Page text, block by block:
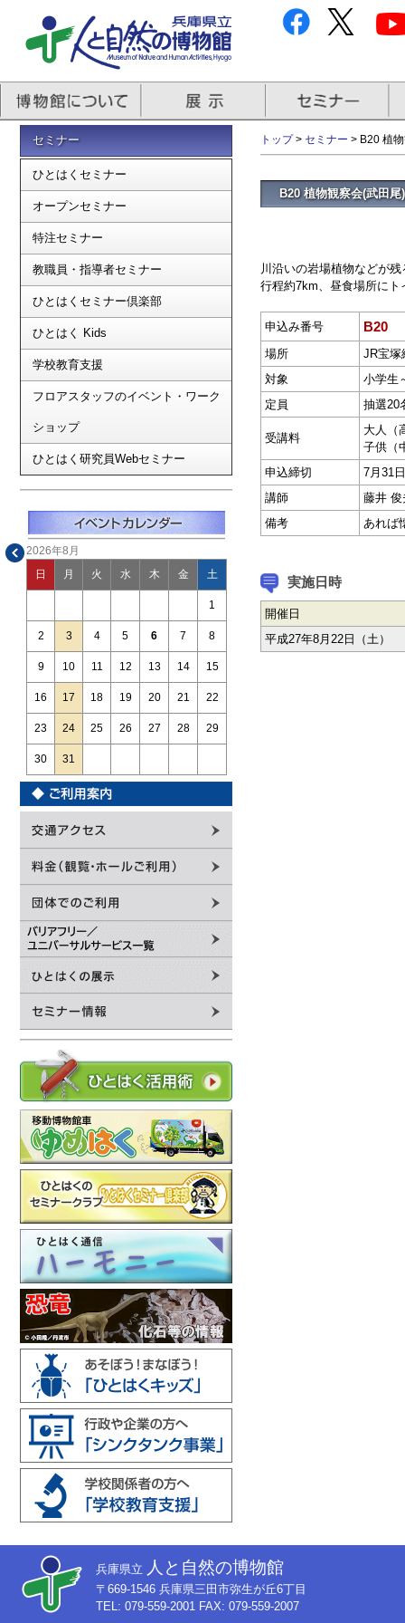
セミナー
ひとはくセミナー
オープンセミナー
特注セミナー
教職員・指導者セミナー
ひとはくセミナー倶楽部
ひとはく Kids
学校教育支援
フロアスタッフのイベント・ワーク
ショップ
ひとはく研究員Webセミナー
2026年8月
日 月 火 水 木 金 土
1
2 3 4 5 6 7 8
9 10 11 12 13 14 15
16 17 18 19 20 21 22
23 24 25 26 27 28 29
30 31
トップ> セミナー > B20 植
B20 植物観察会(武田尾)
川沿いの岩場植物などが
行程約7km、昼食場所にト
申込み番号 B20
場所
JR宝塚
対象
小学生
定員
抽選20
受講料
大人（
子供（
申込締切
7月31
講師
藤井 俊
備考
あれば
実施日時
開催日
平成27年8月22日（土）
兵庫県立 人と自然の博物館
〒669-1546 兵庫県三田市弥生が丘6丁目
TEL: 079-559-2001 FAX: 079-559-2007